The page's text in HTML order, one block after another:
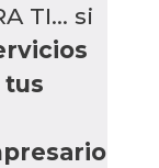
TI... si